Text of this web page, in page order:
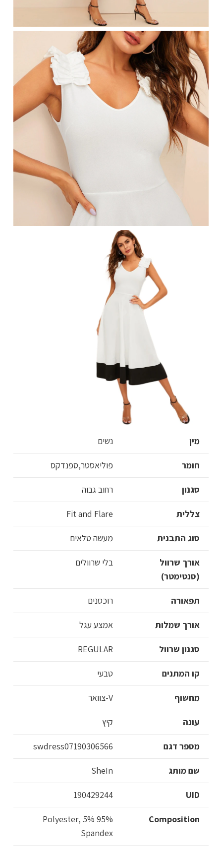
מין נשים
חומר פוליאסטר,ספנדקס
סגנון רחוב גבוה
צללית Fit and Flare
סוג התבנית מעשה טלאים
אורך שרוול
(סנטימטר)
בלי שרוולים
תפאורה רוכסנים
אורך שמלות אמצע עגל
סגנון שרוול REGULAR
קו המתנים טבעי
מחשוף V-צוואר
עונה קיץ
מספר דגם swdress07190306566
שם מותג SheIn
UID
190429244
Composition
95% Polyester, 5%
Spandex